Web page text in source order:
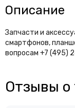
Описание
Запчасти и
смартфонов,
вопросам +7 (495)
Отзывы о